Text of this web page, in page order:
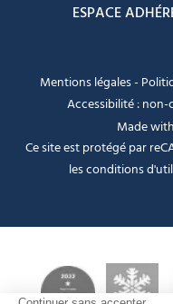
ESPACE
Mentions légales-
Accessibilité :
Made with
Ce site est protégé par
lesconditions